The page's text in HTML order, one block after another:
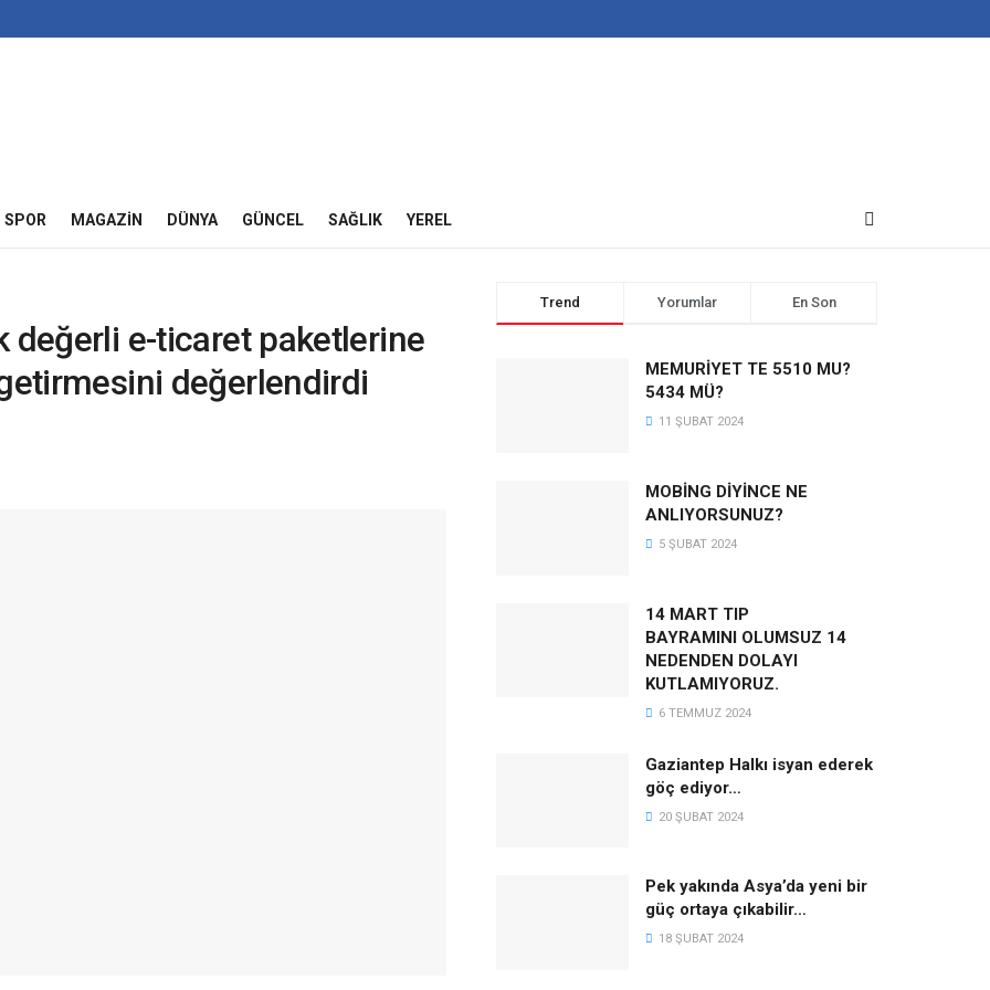
SPOR MAGAZIN DÜNYA GÜNCEL SAĞLIK YEREL
değerli e-ticaret paketlerine
değerlendirdi
Trend Yorumlar En Son
MEMURİYET TE 5510 MU?
5434 MÜ?
11 ŞUBAT 2024
MOBİNG DİYİNCE NE
ANLIYORSUNUZ?
5 ŞUBAT 2024
14 MART TIP
BAYRAMINI OLUMSUZ 14
NEDENDEN DOLAYI
KUTLAMIYORUZ.
6 TEMMUZ 2024
Gaziantep Halkı isyan ederek
göç ediyor…
20 ŞUBAT 2024
Pek yakında Asya’da yeni bir
güç ortaya çıkabilir…
18 ŞUBAT 2024